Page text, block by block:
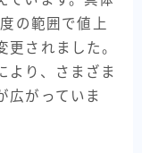
の範囲で値上
更されました。
より、さまざま
広がっていま